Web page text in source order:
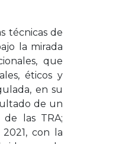
técnicas de
la mirada
que
éticos y
en su
de un
de las TRA;
con la